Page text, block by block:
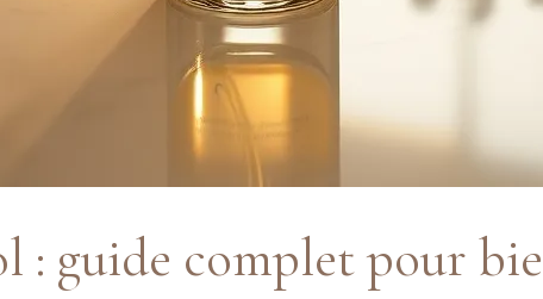
: guide complet pour